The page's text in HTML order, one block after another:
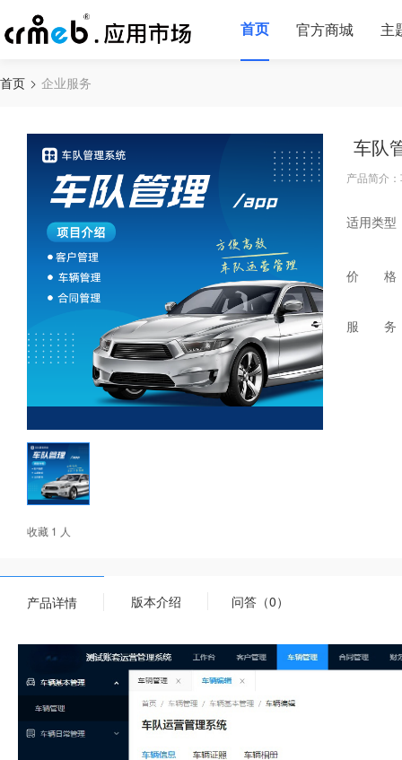
首页 官方商城 主
首页 企业服务
收藏 1 人
车队
产品简介
适用类型
价 格
服 务
产品详情 版本介绍 问答（0）